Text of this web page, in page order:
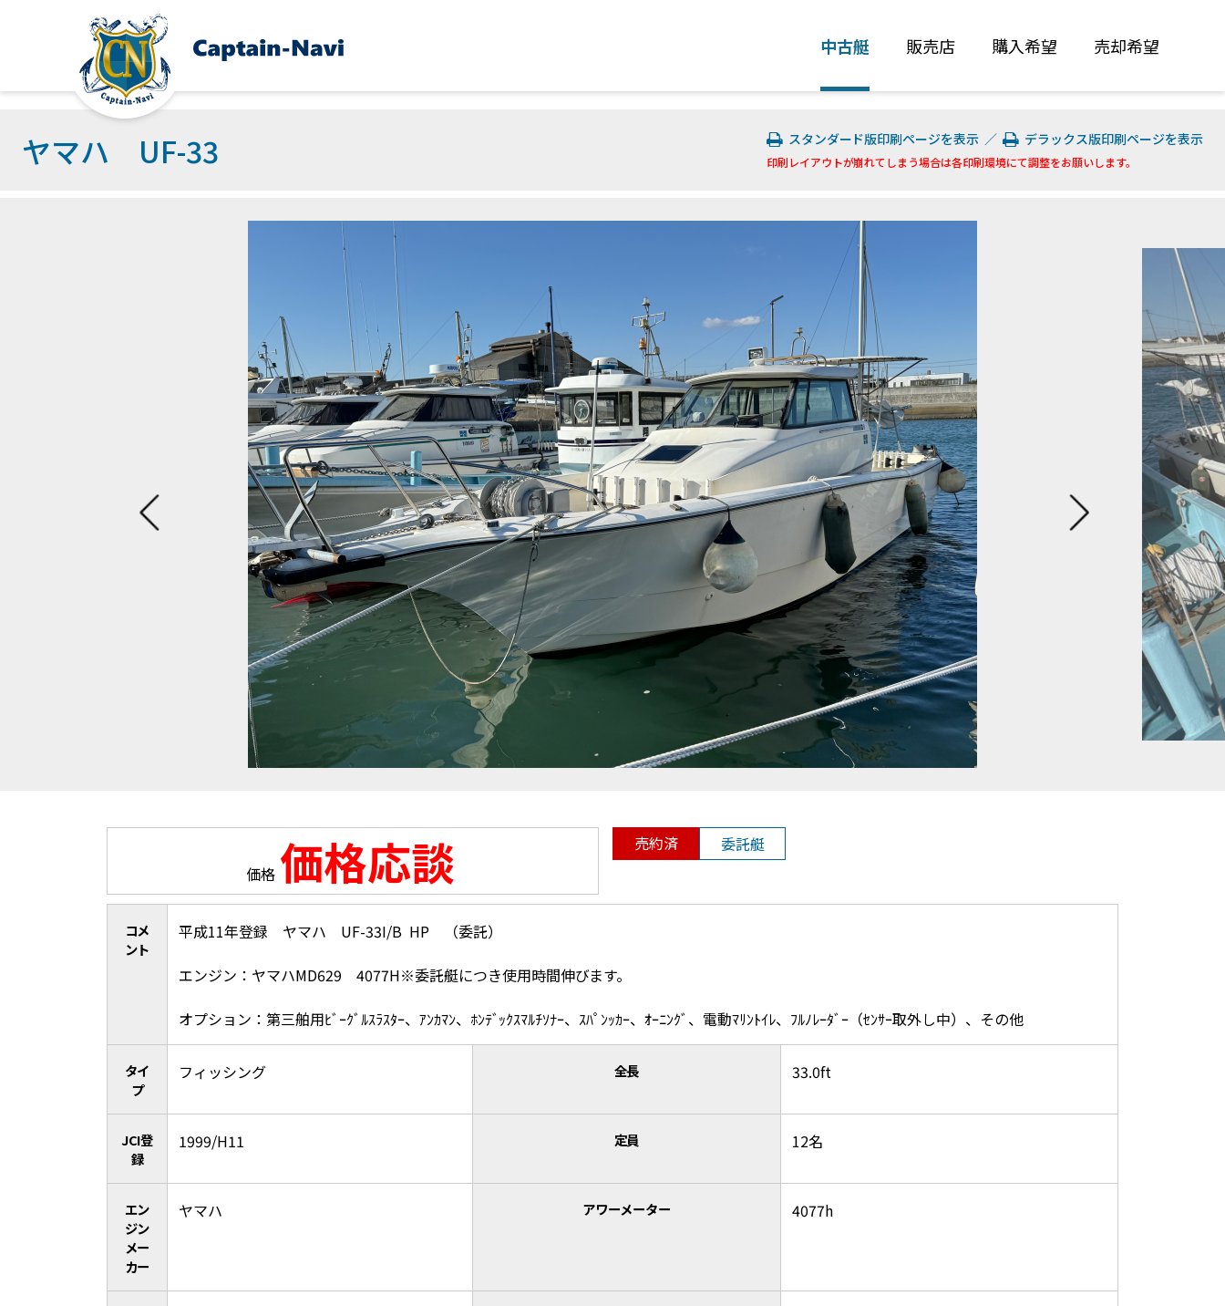
中古艇 販売店 購入希望 売却希望
ヤマハ UF-33 スタンダード版印刷ページを表示 ／ デラックス版印刷ページを表示
印刷レイアウトが崩れてしまう場合は各印刷環境にて調整をお願いします。
価格 価格応談 売約済 委託艇
コメ
ント
平成11年登録 ヤマハ UF-33I/B HP （委託）
エンジン：ヤマハMD629 4077H※委託艇につき使用時間伸びます。
オプション：第三舶用ﾋﾞｰｸﾞﾙｽﾗｽﾀｰ、ｱﾝｶﾏﾝ、ﾎﾝﾃﾞｯｸｽﾏﾙﾁｿﾅｰ、ｽﾊﾟﾝｯｶｰ、ｵｰﾆﾝｸﾞ、電動ﾏﾘﾝﾄｲﾚ、ﾌﾙﾉﾚｰﾀﾞｰ（ｾﾝｻｰ取外し中）、その他
タイ
プ
フィッシング 全長 33.0ft
JCI登
録
1999/H11 定員 12名
エン
ジン
メー
カー
ヤマハ アワーメーター 4077h